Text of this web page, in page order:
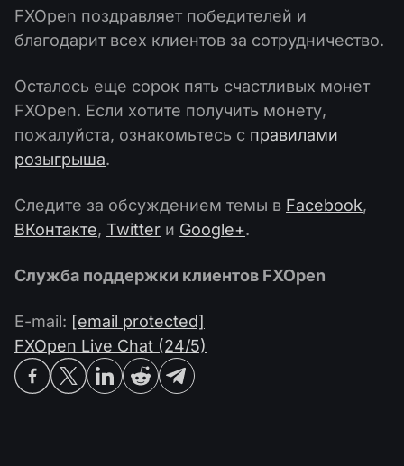
FXOpen поздравляет победителей и
благодарит всех клиентов за сотрудничество.
Осталось еще сорок пять счастливых монет
FXOpen. Если хотите получить монету,
пожалуйста, ознакомьтесь с правилами
розыгрыша.
Следите за обсуждением темы в Facebook,
ВКонтакте, Twitter и Google+.
Служба поддержки клиентов FXOpen
E-mail: [email protected]
FXOpen Live Chat (24/5)